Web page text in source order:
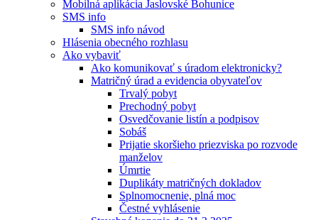
Mobilná aplikácia Jaslovské Bohunice
SMS info
SMS info návod
Hlásenia obecného rozhlasu
Ako vybaviť
Ako komunikovať s úradom elektronicky?
Matričný úrad a evidencia obyvateľov
Trvalý pobyt
Prechodný pobyt
Osvedčovanie listín a podpisov
Sobáš
Prijatie skoršieho priezviska po rozvode
manželov
Úmrtie
Duplikáty matričných dokladov
Splnomocnenie, plná moc
Čestné vyhlásenie